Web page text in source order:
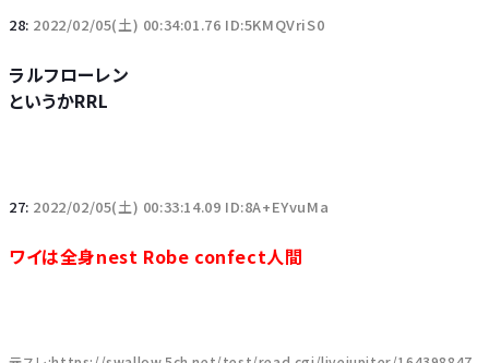
28: 2022/02/05(土) 00:34:01.76 ID:5KMQVriS0
ラルフローレン
というかRRL
27: 2022/02/05(土) 00:33:14.09 ID:8A+EYvuMa
ワイは全身nest Robe confect人間